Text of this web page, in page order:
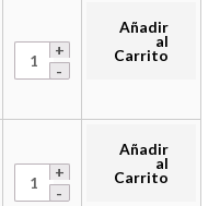
Añadir
al
Carrito
Añadir
al
Carrito